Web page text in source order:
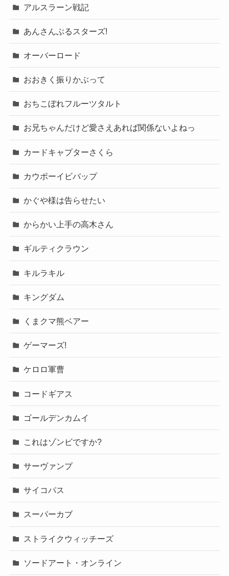
アルスラーン戦記
あんさんぶるスターズ!
オーバーロード
おおきく振りかぶって
おちこぼれフルーツタルト
お兄ちゃんだけど愛さえあれば関係ないよねっ
カードキャプターさくら
カウボーイビバップ
かぐや様は告らせたい
からかい上手の高木さん
ギルティクラウン
キルラキル
キングダム
くまクマ熊ベアー
ゲーマーズ!
ケロロ軍曹
コードギアス
ゴールデンカムイ
これはゾンビですか?
サーヴァンプ
サイコパス
スーパーカブ
ストライクウィッチーズ
ソードアート・オンライン